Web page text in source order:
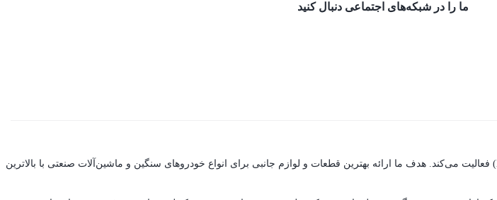
ما را در شبکه‌های اجتماعی دنبال کنید
فروشگاه آنلاین دلفی بنز با افتخار به عنوان یکی از نمایندگان معتبر قطعات خودروی سنگین با برند دلفی (Delphi) فعالیت می‌کند. هدف ما ارائه بهترین قطعات و لوازم جانبی برای انواع خودروهای سنگین و ماشین‌آلات صنعتی با بالاترین